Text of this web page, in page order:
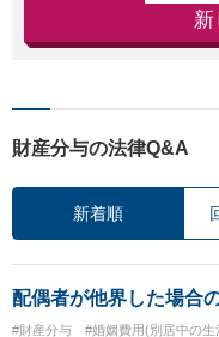
新
財産分与の法律Q&A
新着順
配偶者が他界した場合
#財産分与 #婚姻費用(別居中の生